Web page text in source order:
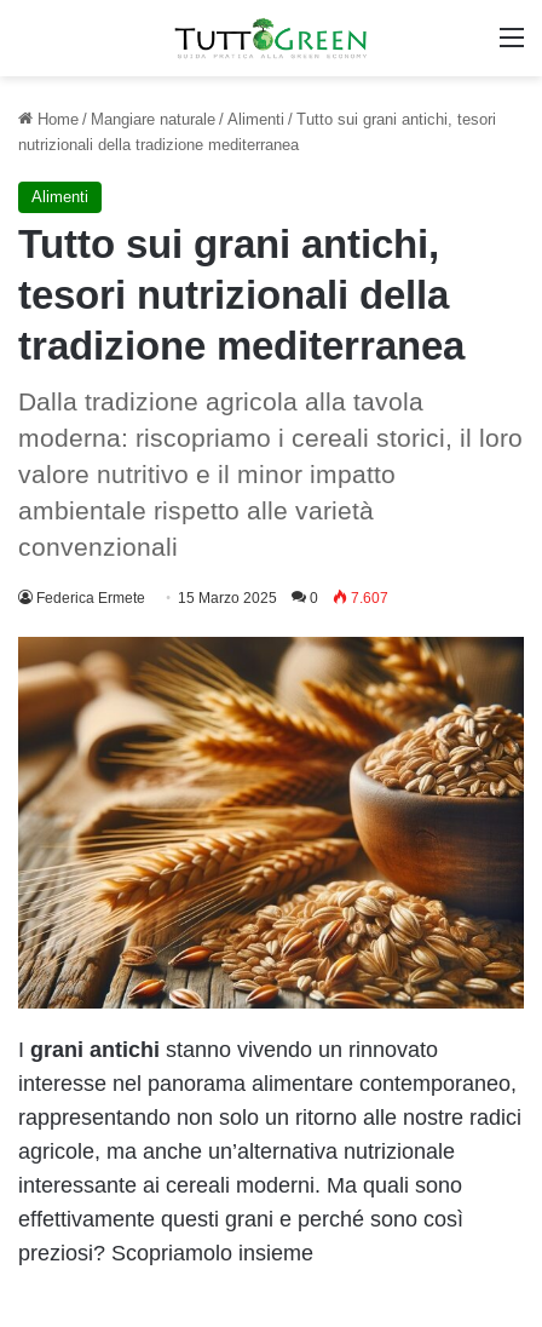
Home / Mangiare naturale / Alimenti / Tutto sui grani antichi, tesori
nutrizionali della tradizione mediterranea
Alimenti
Tutto sui grani antichi,
tesori nutrizionali della
tradizione mediterranea
Dalla tradizione agricola alla tavola
moderna: riscopriamo i cereali storici, il loro
valore nutritivo e il minor impatto
ambientale rispetto alle varietà
convenzionali
Federica Ermete 15 Marzo 2025 0 7.607
I grani antichi stanno vivendo un rinnovato
interesse nel panorama alimentare contemporaneo,
rappresentando non solo un ritorno alle nostre radici
agricole, ma anche un’alternativa nutrizionale
interessante ai cereali moderni. Ma quali sono
effettivamente questi grani e perché sono così
preziosi? Scopriamolo insieme